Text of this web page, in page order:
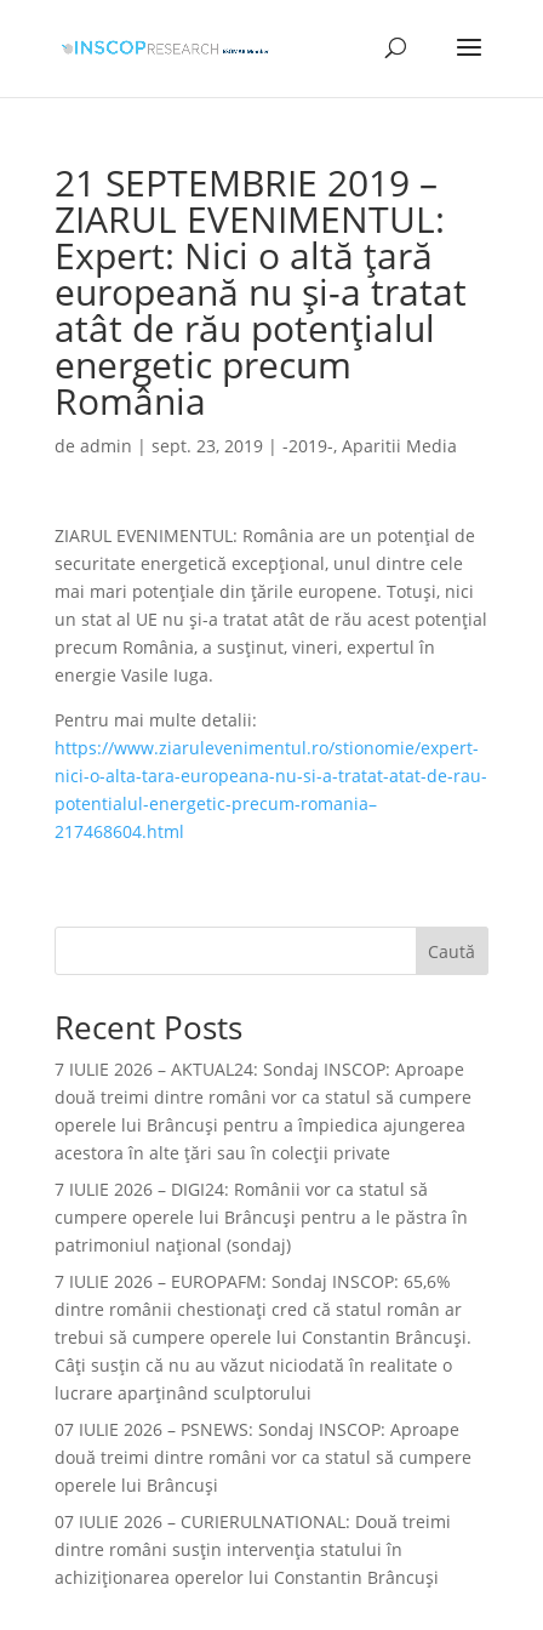
21 SEPTEMBRIE 2019 –
ZIARUL EVENIMENTUL:
Expert: Nici o altă ţară
europeană nu şi-a tratat
atât de rău potenţialul
energetic precum
România
de admin | sept. 23, 2019| -2019-, Aparitii Media
ZIARUL EVENIMENTUL: România are un potenţial de
securitate energetică excepţional, unul dintre cele
mai mari potenţiale din ţările europene. Totuşi, nici
un stat al UE nu şi-a tratat atât de rău acest potenţial
precum România, a susţinut, vineri, expertul în
energie Vasile Iuga.
Pentru mai multe detalii:
https://www.ziarulevenimentul.ro/stionomie/expert-
nici-o-alta-tara-europeana-nu-si-a-tratat-atat-de-rau-
potentialul-energetic-precum-romania–
217468604.html
Caută
Recent Posts
7 IULIE 2026 – AKTUAL24: Sondaj INSCOP: Aproape
două treimi dintre români vor ca statul să cumpere
operele lui Brâncuşi pentru a împiedica ajungerea
acestora în alte ţări sau în colecţii private
7 IULIE 2026 – DIGI24: Românii vor ca statul să
cumpere operele lui Brâncuși pentru a le păstra în
patrimoniul național (sondaj)
7 IULIE 2026 – EUROPAFM: Sondaj INSCOP: 65,6%
dintre românii chestionați cred că statul român ar
trebui să cumpere operele lui Constantin Brâncuși.
Câți susțin că nu au văzut niciodată în realitate o
lucrare aparținând sculptorului
07 IULIE 2026 – PSNEWS: Sondaj INSCOP: Aproape
două treimi dintre români vor ca statul să cumpere
operele lui Brâncuși
07 IULIE 2026 – CURIERULNATIONAL: Două treimi
dintre români susțin intervenția statului în
achiziționarea operelor lui Constantin Brâncuși